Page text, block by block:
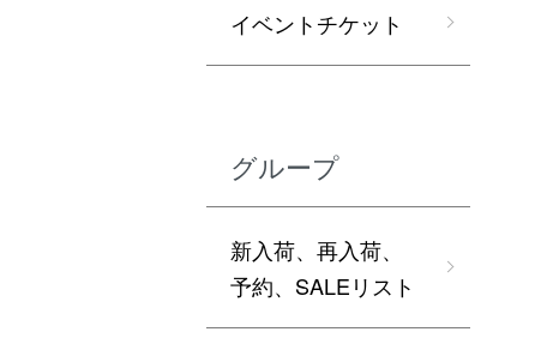
イベントチケット
グループ
新入荷、再入荷、
予約、SALEリスト